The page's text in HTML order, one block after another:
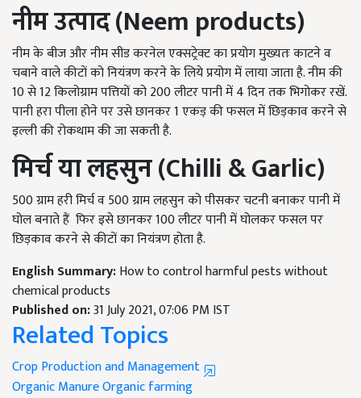
नीम उत्पाद(Neem products)
नीम के बीज और नीम सीड करनेल एक्सट्रेक्ट का प्रयोग मुख्यतः काटने व
चबाने वाले कीटों को नियंत्रण करने के लिये प्रयोग में लाया जाता है. नीम की
10 से 12 किलोग्राम पत्तियों को 200 लीटर पानी में 4 दिन तक भिगोकर रखें.
पानी हरा पीला होने पर उसे छानकर 1 एकड़ की फसल में छिड़काव करने से
इल्ली की रोकथाम की जा सकती है.
मिर्च या लहसुन(Chilli & Garlic)
500 ग्राम हरी मिर्च व 500 ग्राम लहसुन को पीसकर चटनी बनाकर पानी में
घोल बनाते हैं फिर इसे छानकर 100 लीटर पानी में घोलकर फसल पर
छिड़काव करने से कीटों का नियंत्रण होता है.
English Summary:How to control harmful pests without
chemical products
Published on:31 July 2021, 07:06 PM IST
Related Topics
Crop Production and Management
Organic ManureOrganic farming